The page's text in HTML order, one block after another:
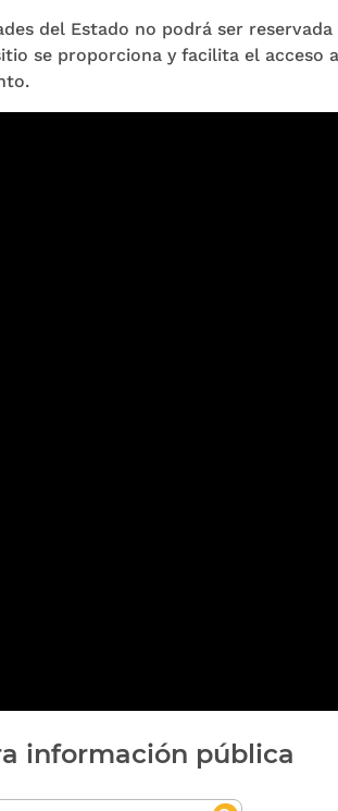
del Estado no podrá ser reservada
se proporciona y facilita el acceso a
información pública